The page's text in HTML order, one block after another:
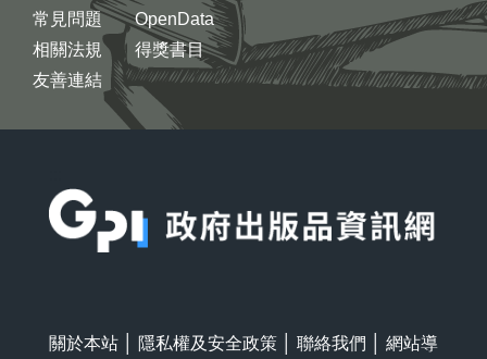
常見問題
相關法規
友善連結
OpenData
得獎書目
關於本站 隱私權及安全政策 聯絡我們
網站導